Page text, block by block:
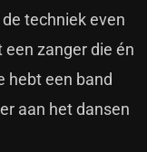
techniek even
zanger die én
hebt een band
aan het dansen